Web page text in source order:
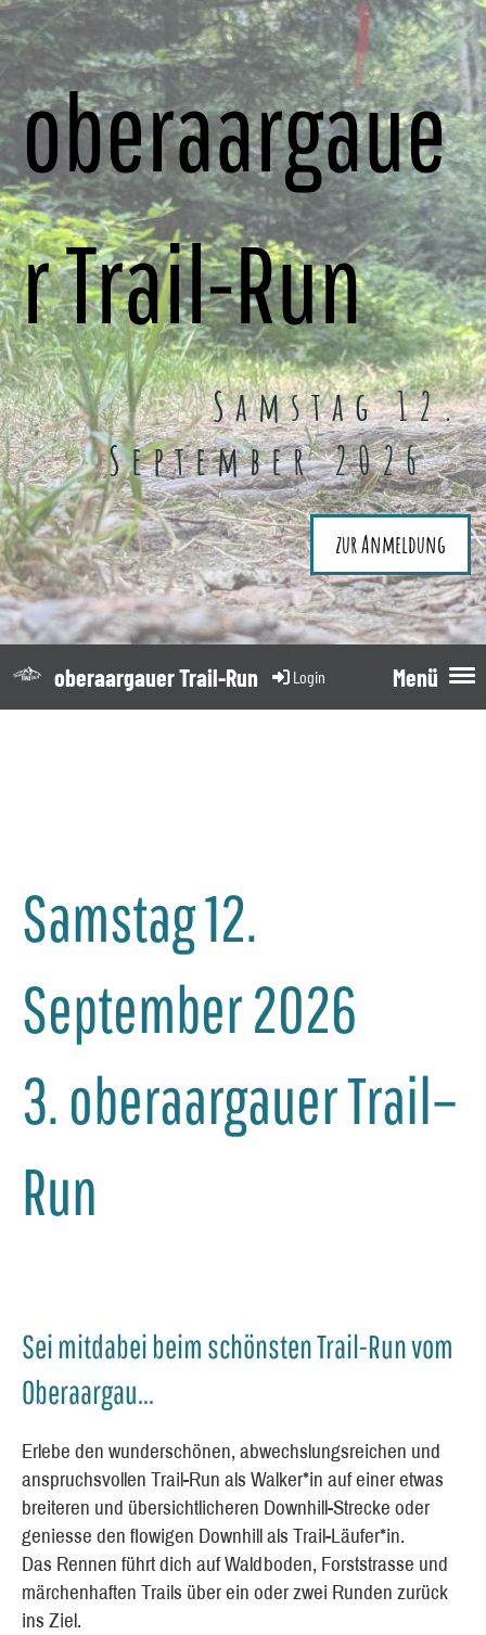
oberaargaue
r Trail-Run
Samstag 12.
September 2026
zur Anmeldung
Menü
Login
oberaargauer Trail-Run
Samstag 12.
September 2026
3. oberaargauer Trail–
Run
Sei mitdabei beim schönsten Trail-Run vom
Oberaargau...
Erlebe den wunderschönen, abwechslungsreichen und
anspruchsvollen Trail-Run als Walker*in auf einer etwas
breiteren und übersichtlicheren Downhill-Strecke oder
geniesse den flowigen Downhill als Trail-Läufer*in.
Das Rennen führt dich auf Waldboden, Forststrasse und
märchenhaften Trails über ein oder zwei Runden zurück
ins Ziel.